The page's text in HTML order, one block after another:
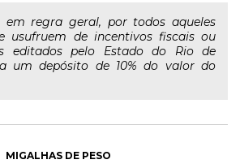
em regra geral, por todos aqueles
usufruem de incentivos fiscais ou
editados pelo Estado do Rio de
um depósito de 10% do valor do
MIGALHAS DE PESO